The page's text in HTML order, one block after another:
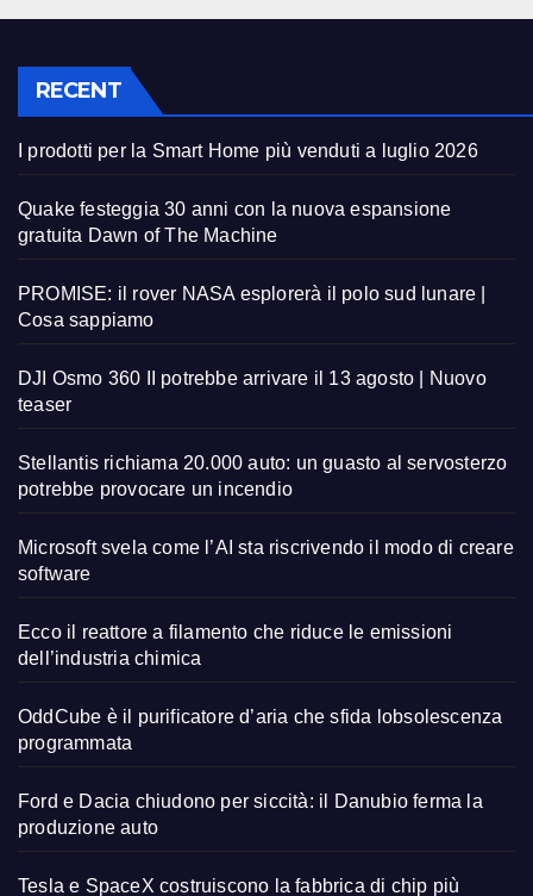
RECENT
I prodotti per la Smart Home più venduti a luglio 2026
Quake festeggia 30 anni con la nuova espansione
gratuita Dawn of The Machine
PROMISE: il rover NASA esplorerà il polo sud lunare |
Cosa sappiamo
DJI Osmo 360 II potrebbe arrivare il 13 agosto | Nuovo
teaser
Stellantis richiama 20.000 auto: un guasto al servosterzo
potrebbe provocare un incendio
Microsoft svela come l’AI sta riscrivendo il modo di creare
software
Ecco il reattore a filamento che riduce le emissioni
dell’industria chimica
OddCube è il purificatore d’aria che sfida lobsolescenza
programmata
Ford e Dacia chiudono per siccità: il Danubio ferma la
produzione auto
Tesla e SpaceX costruiscono la fabbrica di chip più